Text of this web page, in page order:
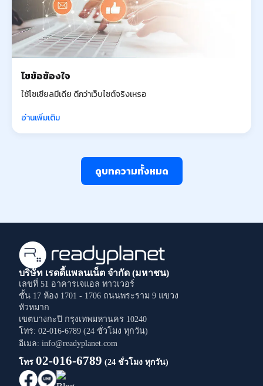
ไขข้อข้องใจ
ใช้โซเชียลมีเดีย ดีกว่าเว็บไซต์จริงเหรอ
อ่านเพิ่มเติม
ดูบทความทั้งหมด
บริษัท เรดดี้แพลนเน็ต จำกัด (มหาชน)
เลขที่ 51 อาคารเจแอล ทาวเวอร์
ชั้น 17 ห้อง 1701 - 1706 ถนนพระราม 9 แขวง
หัวหมาก
เขตบางกะปิ กรุงเทพมหานคร 10240
โทร: 02-016-6789 (24 ชั่วโมง ทุกวัน)
อีเมล: info@readyplanet.com
โทร 02-016-6789 (24 ชั่วโมง ทุกวัน)